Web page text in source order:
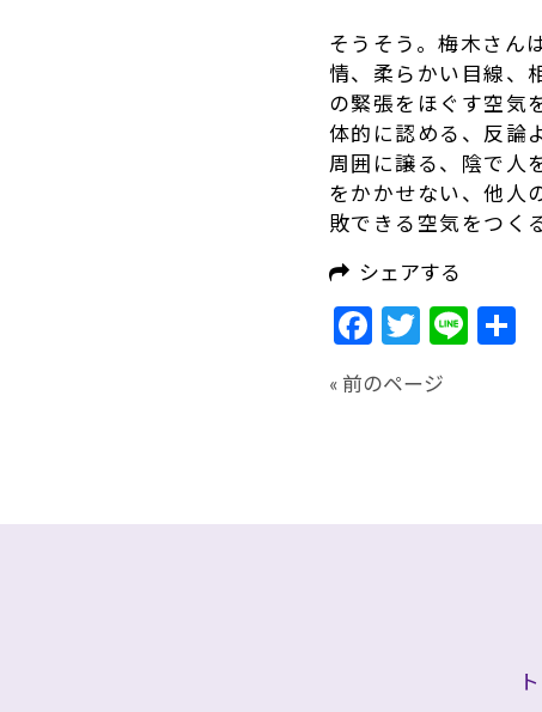
そうそう。梅木さん
情、柔らかい目線、
の緊張をほぐす空気
体的に認める、反論
周囲に譲る、陰で人
をかかせない、他人
敗できる空気をつく
シェアする
Facebook
Twitter
Line共
« 前のページ